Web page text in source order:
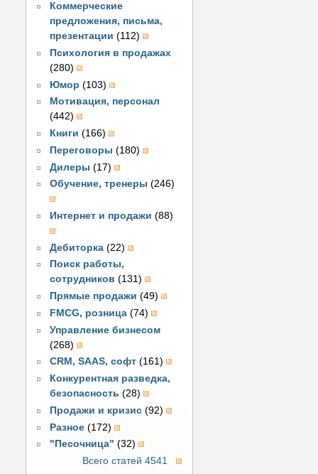
Коммерческие
предложения, письма,
презентации (112)
Психология в продажах
(280)
Юмор (103)
Мотивация, персонал
(442)
Книги (166)
Переговоры (180)
Дилеры (17)
Обучение, тренеры (246)
Интернет и продажи (88)
Дебиторка (22)
Поиск работы,
сотрудников (131)
Прямые продажи (49)
FMCG, розница (74)
Управление бизнесом
(268)
CRM, SAAS, софт (161)
Конкурентная разведка,
безопасность (28)
Продажи и кризис (92)
Разное (172)
"Песочница" (32)
Всего статей 4541